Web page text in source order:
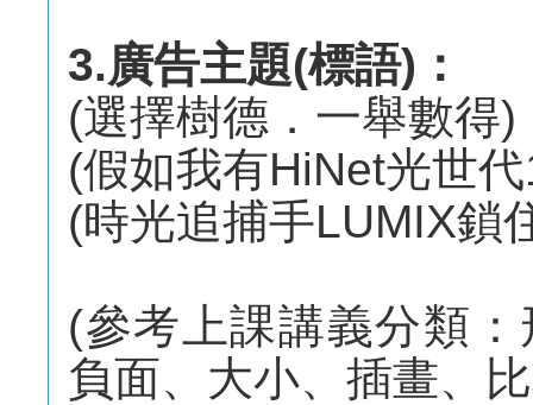
3.廣告主題(標語)：
(選擇樹德．一舉數得)
(假如我有HiNet光世
(時光追捕手LUMIX
(參考上課講義分類
負面、大小、插畫、